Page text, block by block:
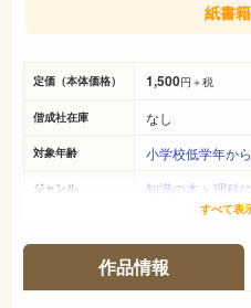
定価（本体価格） 1,500円＋税
偕成社在庫 なし
対象年齢 小学校低学年から
ジャンル 知識の本 > 理科
36ページ
ISBN 978-4-03-
すべて表
紙書籍
作品情報